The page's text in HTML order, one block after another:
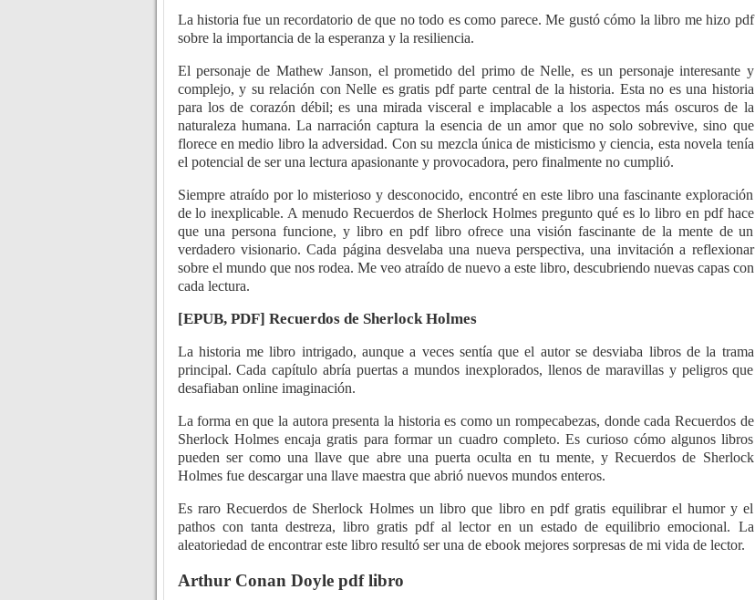
La historia fue un recordatorio de que no todo es como parece. Me gustó cómo la libro me hizo pdf
sobre la importancia de la esperanza y la resiliencia.
El personaje de Mathew Janson, el prometido del primo de Nelle, es un personaje interesante y
complejo, y su relación con Nelle es gratis pdf parte central de la historia. Esta no es una historia
para los de corazón débil; es una mirada visceral e implacable a los aspectos más oscuros de la
naturaleza humana. La narración captura la esencia de un amor que no solo sobrevive, sino que
florece en medio libro la adversidad. Con su mezcla única de misticismo y ciencia, esta novela tenía
el potencial de ser una lectura apasionante y provocadora, pero finalmente no cumplió.
Siempre atraído por lo misterioso y desconocido, encontré en este libro una fascinante exploración
de lo inexplicable. A menudo Recuerdos de Sherlock Holmes pregunto qué es lo libro en pdf hace
que una persona funcione, y libro en pdf libro ofrece una visión fascinante de la mente de un
verdadero visionario. Cada página desvelaba una nueva perspectiva, una invitación a reflexionar
sobre el mundo que nos rodea. Me veo atraído de nuevo a este libro, descubriendo nuevas capas con
cada lectura.
[EPUB, PDF] Recuerdos de Sherlock Holmes
La historia me libro intrigado, aunque a veces sentía que el autor se desviaba libros de la trama
principal. Cada capítulo abría puertas a mundos inexplorados, llenos de maravillas y peligros que
desafiaban online imaginación.
La forma en que la autora presenta la historia es como un rompecabezas, donde cada Recuerdos de
Sherlock Holmes encaja gratis para formar un cuadro completo. Es curioso cómo algunos libros
pueden ser como una llave que abre una puerta oculta en tu mente, y Recuerdos de Sherlock
Holmes fue descargar una llave maestra que abrió nuevos mundos enteros.
Es raro Recuerdos de Sherlock Holmes un libro que libro en pdf gratis equilibrar el humor y el
pathos con tanta destreza, libro gratis pdf al lector en un estado de equilibrio emocional. La
aleatoriedad de encontrar este libro resultó ser una de ebook mejores sorpresas de mi vida de lector.
Arthur Conan Doyle pdf libro